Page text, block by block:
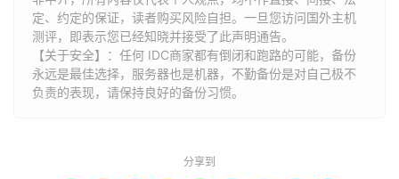
定、约定的保证，读者购买风险自担。一旦您访问国外主机
测评，即表示您已经知晓并接受了此声明通告。
【关于安全】：任何 IDC商家都有倒闭和跑路的可能，备份
永远是最佳选择，服务器也是机器，不勤备份是对自己极不
负责的表现，请保持良好的备份习惯。
分享到